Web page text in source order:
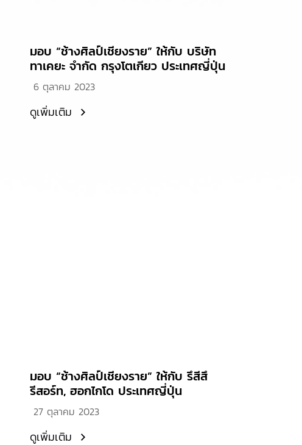
มอบ “ช้างศิลป์เชียงราย” ให้กับ บริษัท
ทาเคยะ จำกัด กรุงโตเกียว ประเทศญี่ปุ่น
6 ตุลาคม 2023
ดูเพิ่มเติม
มอบ “ช้างศิลป์เชียงราย” ให้กับ รึสีสึ
รีสอร์ท, ฮอกไกโด ประเทศญี่ปุ่น
27 ตุลาคม 2023
ดูเพิ่มเติม